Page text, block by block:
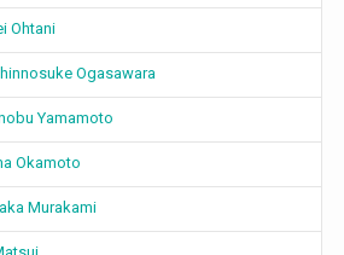
Ohtani
Ogasawara
Yamamoto
Okamoto
Murakami